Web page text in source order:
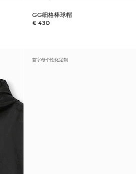
GG细格棒球帽
€ 430
首字母个性化定制